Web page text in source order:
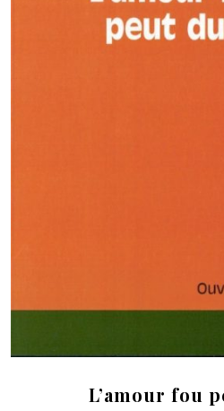
L’amour fou